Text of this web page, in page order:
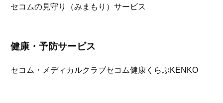
セコムの見守り（みまもり）サービス
健康・予防サービス
セコム・メディカルクラブセコム健康くらぶKENKO